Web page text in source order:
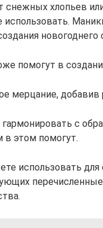
хлопьев
использовать.
новогоднего
помогут в
мерцание, добавив
с
в этом помогут.
использовать для